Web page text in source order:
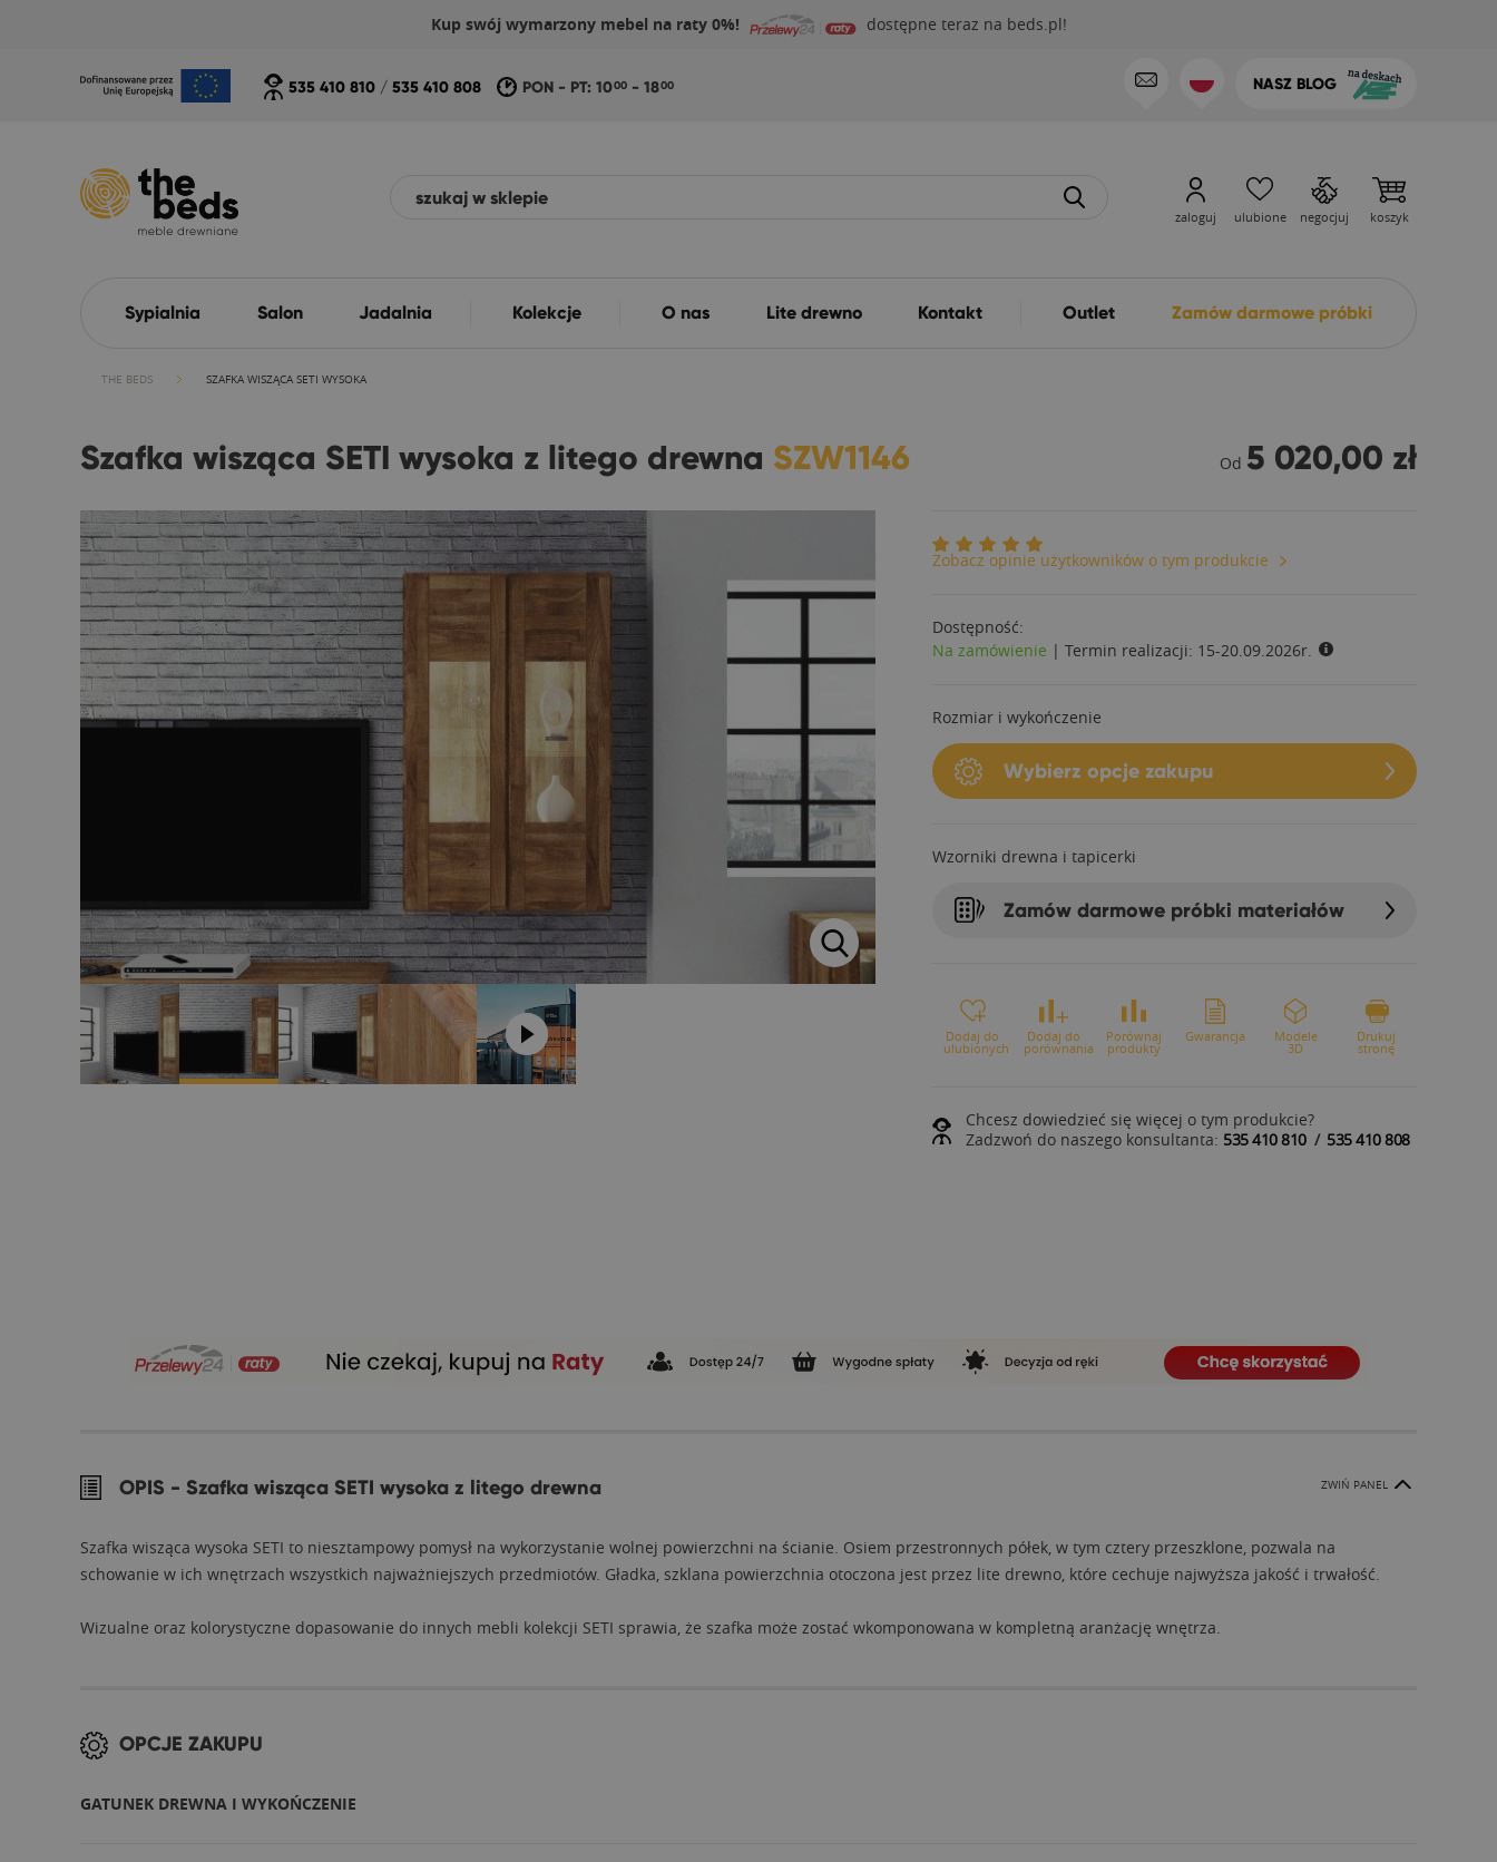
Kup swój wymarzony mebel na raty 0%! dostępne teraz na beds.pl!
NASZ BLOG
535 410 810 / 535 410 808 PON - PT: 1000 - 1800
zaloguj ulubione negocjuj koszyk
Sypialnia Salon Jadalnia Kolekcje O nas Lite drewno Kontakt Outlet Zamów darmowe próbki
THE BEDS SZAFKA WISZĄCA SETI WYSOKA
Szafka wisząca SETI wysoka z litego drewna SZW1146 Od 5 020,00 zł
Zobacz opinie użytkowników o tym produkcie
Dostępność:
Na zamówienie | Termin realizacji: 15-20.09.2026r.
Rozmiar i wykończenie
Wybierz opcje zakupu
Wzorniki drewna i tapicerki
Zamów darmowe próbki materiałów
Dodaj do
ulubionych
Dodaj do
porównania
Porównaj
produkty
Gwarancja Modele
3D
Drukuj
stronę
Chcesz dowiedzieć się więcej o tym produkcie?
Zadzwoń do naszego konsultanta: 535 410 810/ 535 410 808
OPIS - Szafka wisząca SETI wysoka z litego drewna ZWIŃ PANEL
Szafka wisząca wysoka SETI to niesztampowy pomysł na wykorzystanie wolnej powierzchni na ścianie. Osiem przestronnych półek, w tym cztery przeszklone, pozwala na
schowanie w ich wnętrzach wszystkich najważniejszych przedmiotów. Gładka, szklana powierzchnia otoczona jest przez lite drewno, które cechuje najwyższa jakość i trwałość.
Wizualne oraz kolorystyczne dopasowanie do innych mebli kolekcji SETI sprawia, że szafka może zostać wkomponowana w kompletną aranżację wnętrza.
OPCJE ZAKUPU
GATUNEK DREWNA I WYKOŃCZENIE